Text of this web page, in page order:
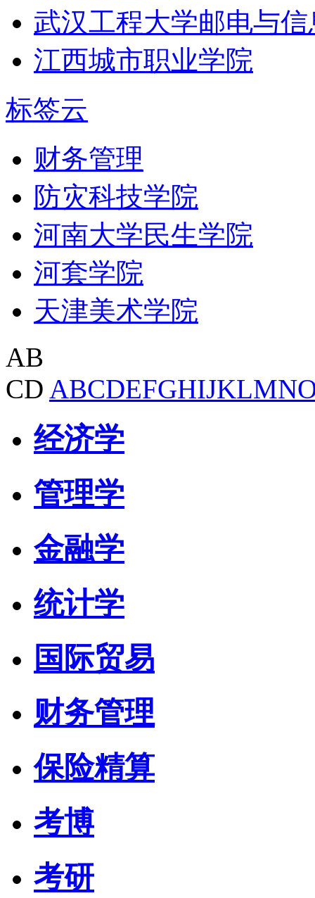
武汉工程大学邮电与
江西城市职业学院
标签云
财务管理
防灾科技学院
河南大学民生学院
河套学院
天津美术学院
AB
CD ABCDEFGHIJKLMN
经济学
管理学
金融学
统计学
国际贸易
财务管理
保险精算
考博
考研